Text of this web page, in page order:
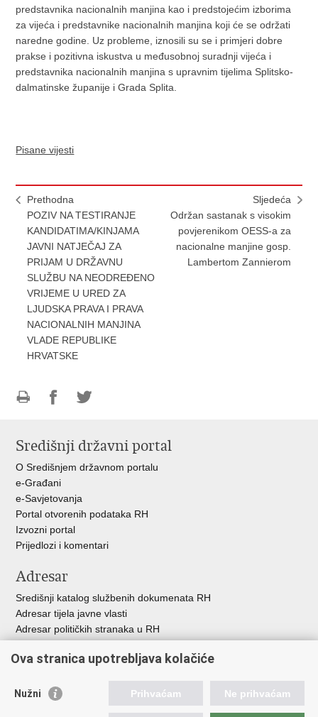
predstavnika nacionalnih manjina kao i predstojećim izborima
za vijeća i predstavnike nacionalnih manjina koji će se održati
naredne godine. Uz probleme, iznosili su se i primjeri dobre
prakse i pozitivna iskustva u međusobnoj suradnji vijeća i
predstavnika nacionalnih manjina s upravnim tijelima Splitsko-
dalmatinske županije i Grada Splita.
Pisane vijesti
Prethodna
POZIV NA TESTIRANJE
KANDIDATIMA/KINJAMA
JAVNI NATJEČAJ ZA
PRIJAM U DRŽAVNU
SLUŽBU NA NEODREĐENO
VRIJEME U URED ZA
LJUDSKA PRAVA I PRAVA
NACIONALNIH MANJINA
VLADE REPUBLIKE
HRVATSKE
Sljedeća
Održan sastanak s visokim
povjerenikom OESS-a za
nacionalne manjine gosp.
Lambertom Zannierom
FacebookuTwitteru
Središnji državni portal
O Središnjem državnom portalu
e-Građani
e-Savjetovanja
Portal otvorenih podataka RH
Izvozni portal
Prijedlozi i komentari
Adresar
Središnji katalog službenih dokumenata RH
Adresar tijela javne vlasti
Adresar političkih stranaka u RH
Besplatni telefoni javne uprave
Važne poveznice
Ova stranica upotrebljava kolačiće
Nužni Prihvaćam Ne prihvaćam